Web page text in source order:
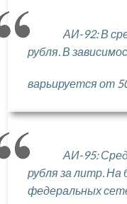
АИ-92: В
рубля. В
варьируется от
АИ-95:
рубля за литр. На
федеральных